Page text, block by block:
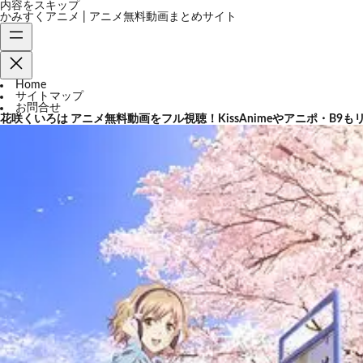
内容をスキップ
かみすくアニメ | アニメ無料動画まとめサイト
Home
サイトマップ
お問合せ
花咲くいろは アニメ無料動画をフル視聴！KissAnimeやアニポ・B9も